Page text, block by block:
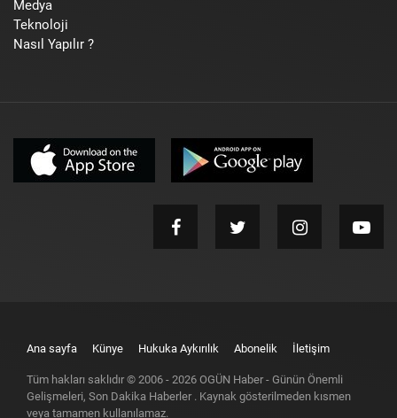
Medya
Teknoloji
Nasıl Yapılır ?
Ana sayfa Künye Hukuka Aykırılık Abonelik İletişim
Tüm hakları saklıdır © 2006 - 2026 OGÜN Haber - Günün Önemli
Gelişmeleri, Son Dakika Haberler . Kaynak gösterilmeden kısmen
veya tamamen kullanılamaz.